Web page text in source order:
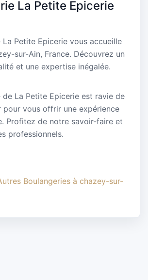
La Petite Epicerie
La Petite Epicerie vous accueille
sur-Ain, France. Découvrez un
et une expertise inégalée.
La Petite Epicerie est ravie de
pour vous offrir une expérience
Profitez de notre savoir-faire et
professionnels.
Boulangeries à chazey-sur-